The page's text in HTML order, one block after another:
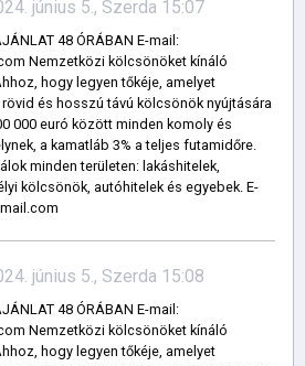
június 5., Szerda 15:07
48 ÓRÁBAN E-mail:
Nemzetközi kölcsönöket kínáló
hogy legyen tőkéje, amelyet
és hosszú távú kölcsönök nyújtására
000 euró között minden komoly és
a kamatláb 3% a teljes futamidőre.
minden területen: lakáshitelek,
kölcsönök, autóhitelek és egyebek. E-
június 5., Szerda 15:08
48 ÓRÁBAN E-mail:
Nemzetközi kölcsönöket kínáló
hogy legyen tőkéje, amelyet